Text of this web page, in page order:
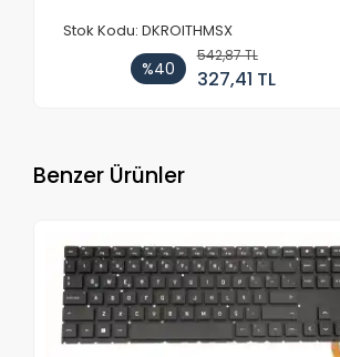
Stok Kodu: DKROITHMSX
%40
542,87 TL
327,41 TL
Benzer Ürünler